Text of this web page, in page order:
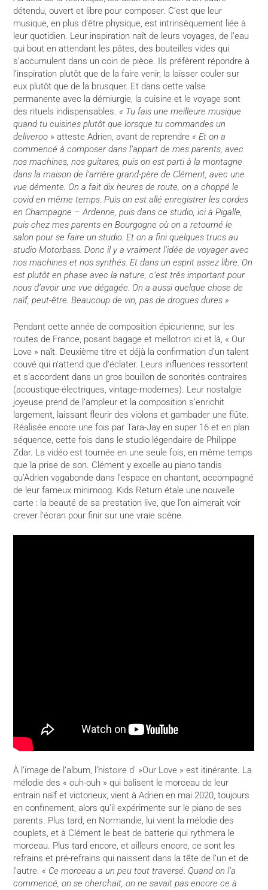
détendu, ouvert et libre pour composer. C’est que leur
musique, en plus d’être physique, est intrinsèquement liée à
leur quotidien. Leur inspiration naît de leurs voyages, de l’eau
qui bout en attendant les pâtes, des bouteilles vides qui
s’accumulent dans un coin de pièce. Ils préfèrent répondre à
l’inspiration plutôt que de la faire venir, la laisser couler sur
eux plutôt que de la brusquer. Et dans cette valse
permanente avec la démiurgie, la cuisine et le voyage sont
des rituels indispensables. « Tu fais une meilleure musique
quand tu cuisines plutôt que lorsque tu commandes un
deliveroo » atteste Adrien, avant de reprendre « Et on a
commencé à composer dans l’appart de mes parents, avec
nos machines, nos guitares, puis on est parti à la montagne
dans la maison de l’arrière grand-père de Clément, avec une
vue démente. On a fait dix heures de route, on a choppé le
covid en même temps. Puis on est allé enregistrer les cordes
en Champagne – Ardenne, puis dans ce studio, ici à Pigalle,
puis chez mes parents en Bourgogne où on a retourné le
salon pour se faire un studio. Et on a fini quelques trucs au
studio Motorbass. Donc il y a vraiment l’idée de voyager avec
nos machines et nos synthés. Et dans un esprit assez libre. On
est plutôt en phase avec la nature, c’est très important pour
nous d’avoir une vue dégagée. On a aussi quelque chose de
naïf, peut-être. Beaucoup de vin, pas de drogues dures »
Pendant cette année de composition épicurienne, sur les
routes de France, posant bagage et mellotron ici et là, « Our
Love » naît. Deuxième titre et déjà la confirmation d’un talent
couvé qui n’attend que d’éclater. Leurs influences ressortent
et s’accordent dans un gros bouillon de sonorités contraires
(acoustique-électriques, vintage-modernes). Leur nostalgie
joyeuse prend de l’ampleur et la composition s’enrichit
largement, laissant fleurir des violons et gambader une flûte.
Réalisée encore une fois par Tara-Jay en super 16 et en plan
séquence, cette fois dans le studio légendaire de Philippe
Zdar. La vidéo est tournée en une seule fois, en même temps
que la prise de son. Clément y excelle au piano tandis
qu’Adrien vagabonde dans l’espace en chantant, accompagné
de leur fameux minimoog. Kids Return étale une nouvelle
carte : la beauté de sa prestation live, que l’on aimerait voir
crever l’écran pour finir sur une vraie scène.
À l’image de l’album, l’histoire d' »Our Love » est itinérante. La
mélodie des « ouh-ouh » qui balisent le morceau de leur
entrain naïf et victorieux, vient à Adrien en mai 2020, toujours
en confinement, alors qu’il expérimente sur le piano de ses
parents. Plus tard, en Normandie, lui vient la mélodie des
couplets, et à Clément le beat de batterie qui rythmera le
morceau. Plus tard encore, et ailleurs encore, ce sont les
refrains et pré-refrains qui naissent dans la tête de l’un et de
l’autre. « Ce morceau a un peu tout traversé. Quand on l’a
commencé, on se cherchait, on ne savait pas encore ce à